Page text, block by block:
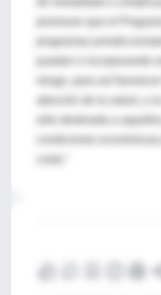
promover que el
programas
puedan ir incorporando
riesgo, para así
sólo destinada a